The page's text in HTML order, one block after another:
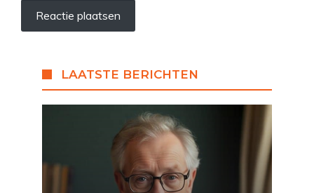
LAATSTE BERICHTEN